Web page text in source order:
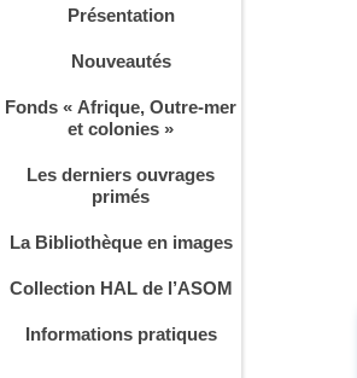
Présentation
Nouveautés
Fonds « Afrique, Outre-mer
et colonies »
Les derniers ouvrages
primés
La Bibliothèque en images
Collection HAL de l’ASOM
Informations pratiques